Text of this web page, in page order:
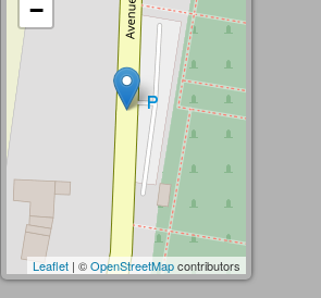
−
Leaflet | ©OpenStreetMapcontributors